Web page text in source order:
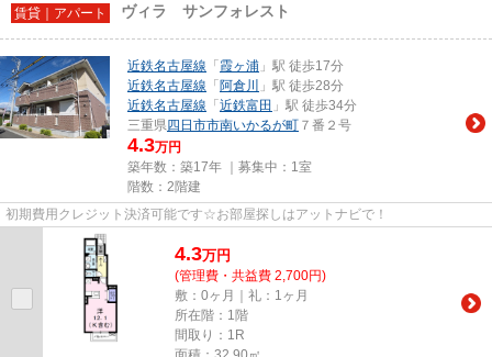
賃貸｜アパート ヴィラ サンフォレスト
近鉄名古屋線 「 霞ヶ浦 」駅 徒歩17分
近鉄名古屋線 「 阿倉川
」駅 徒歩28分
近鉄名古屋線 「 近鉄富田 」駅 徒歩34分
三重県四日市市南いかるが町 ７番２号
4.3万円
築年数：築17年 ｜募集中： 1室
階数：2階建
初期費用クレジット決済可能です☆お部屋探しはアットナビで！
4.3万円
(管理費・共益費 2,700円)
敷：0ヶ月｜礼：1ヶ月
所在階：1階
間取り：1R